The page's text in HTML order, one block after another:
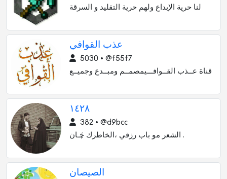
لنا حرية الإبداع ولهم حرية التقليد و السرقة
عذب القوافي
5030 • @f55f7
قناة عــذب القــوافـــيمصمــم ومبــدع وجميــع
١٤٢٨
382 • @d9bcc
الشعر مو باب رزقي ،الخاطرك ﭼَـان .
الصيصان